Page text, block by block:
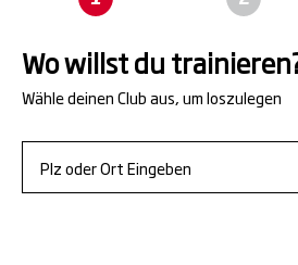
Wo willst du
Wähle deinen Club aus, um loszulegen